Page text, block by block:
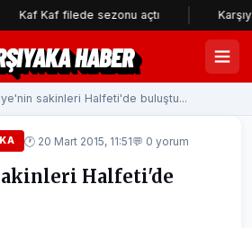
filede sezonu açtı Karşıyaka
HABER
sakinleri Halfeti'de buluştu...
🕐 20 Mart 2015, 11:51💬 0 yorum
Halfeti'de